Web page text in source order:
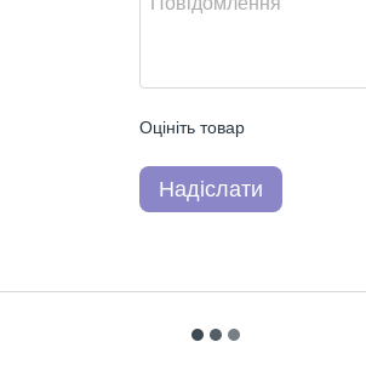
Оцініть товар
Надіслати